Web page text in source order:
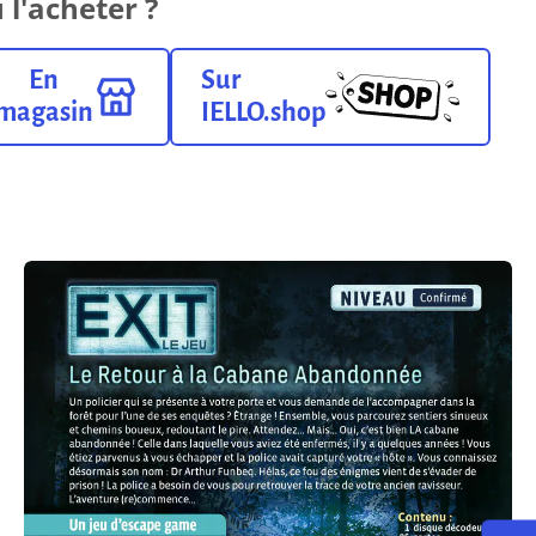
En
Sur
IELLO.shop